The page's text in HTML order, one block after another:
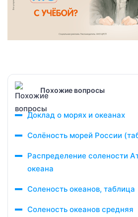
Похожие вопросы
Доклад о морях и океанах
Солёность морей России
Распределение солености
океана
Соленость океанов, таблица
Соленость океанов средняя